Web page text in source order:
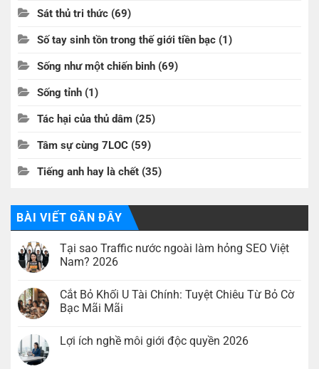
Sát thủ tri thức (69)
Số tay sinh tồn trong thế giới tiền bạc (1)
Sống như một chiến binh (69)
Sống tỉnh (1)
Tác hại của thủ dâm (25)
Tâm sự cùng 7LOC (59)
Tiếng anh hay là chết (35)
BÀI VIẾT GẦN ĐÂY
Tại sao Traffic nước ngoài làm hỏng SEO Việt
Nam? 2026
bình
luận
ở
Traffic
Cắt Bỏ Khối U Tài Chính: Tuyệt Chiêu Từ Bỏ Cờ
Bạc Mãi Mãi
bình
Lợi ích nghề môi giới độc quyền 2026